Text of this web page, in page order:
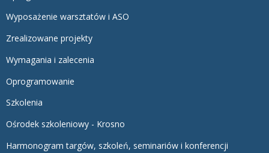
Wyposażenie warsztatów i ASO
Zrealizowane projekty
Wymagania i zalecenia
Oprogramowanie
Szkolenia
Ośrodek szkoleniowy - Krosno
Harmonogram targów, szkoleń, seminariów i konferencji